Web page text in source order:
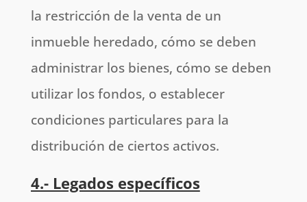
la restricción de la venta de un
inmueble heredado, cómo se deben
administrar los bienes, cómo se deben
utilizar los fondos, o establecer
condiciones particulares para la
distribución de ciertos activos.
4.- Legados específicos